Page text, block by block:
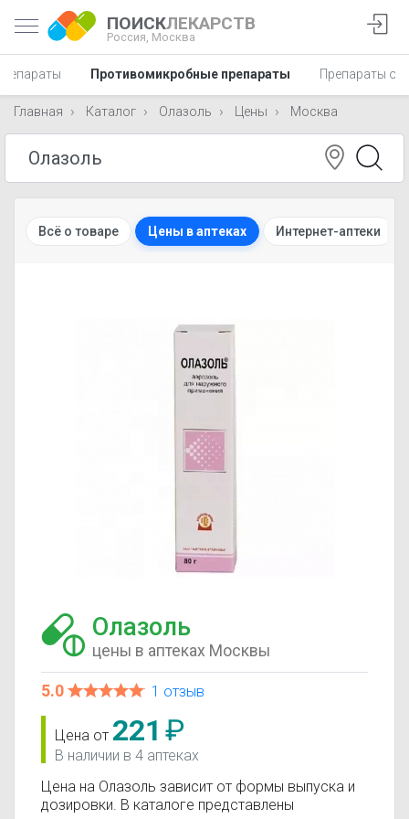
ПОИСКЛЕКАРСТВ
Россия, Москва
Противомикробные препараты Препараты от
Главная Каталог Олазоль Цены Москва
Всё о товаре Цены в аптеках Интернет-аптеки
Олазоль
цены в аптеках Москвы
5.0 1 отзыв
Цена от 221 ₽
В наличии в 4 аптеках
Цена на Олазоль зависит от формы выпуска и
дозировки. В каталоге представлены